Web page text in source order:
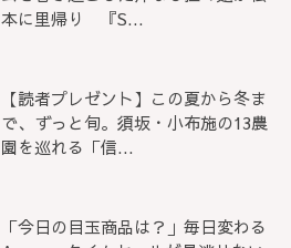
本に里帰り 『S...
【読者プレゼント】この夏から冬ま
で、ずっと旬。須坂・小布施の13農
園を巡れる「信...
「今日の目玉商品は？」毎日変わる